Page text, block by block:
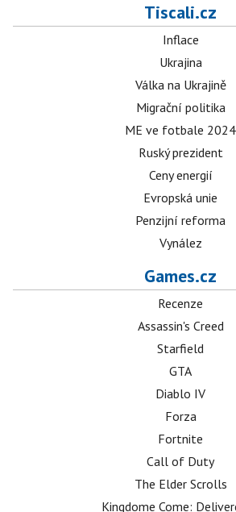
Tiscali.cz
Inflace
Ukrajina
Válka na Ukrajině
Migrační politika
ME ve fotbale 2024
Ruský prezident
Ceny energií
Evropská unie
Penzijní reforma
Vynález
Games.cz
Recenze
Assassin's Creed
Starfield
GTA
Diablo IV
Forza
Fortnite
Call of Duty
The Elder Scrolls
Kingdome Come: